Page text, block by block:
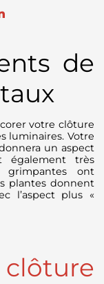
de
votre clôture
luminaires. Votre
un aspect
très
grimpantes ont
plantes donnent
l’aspect plus «
clôture